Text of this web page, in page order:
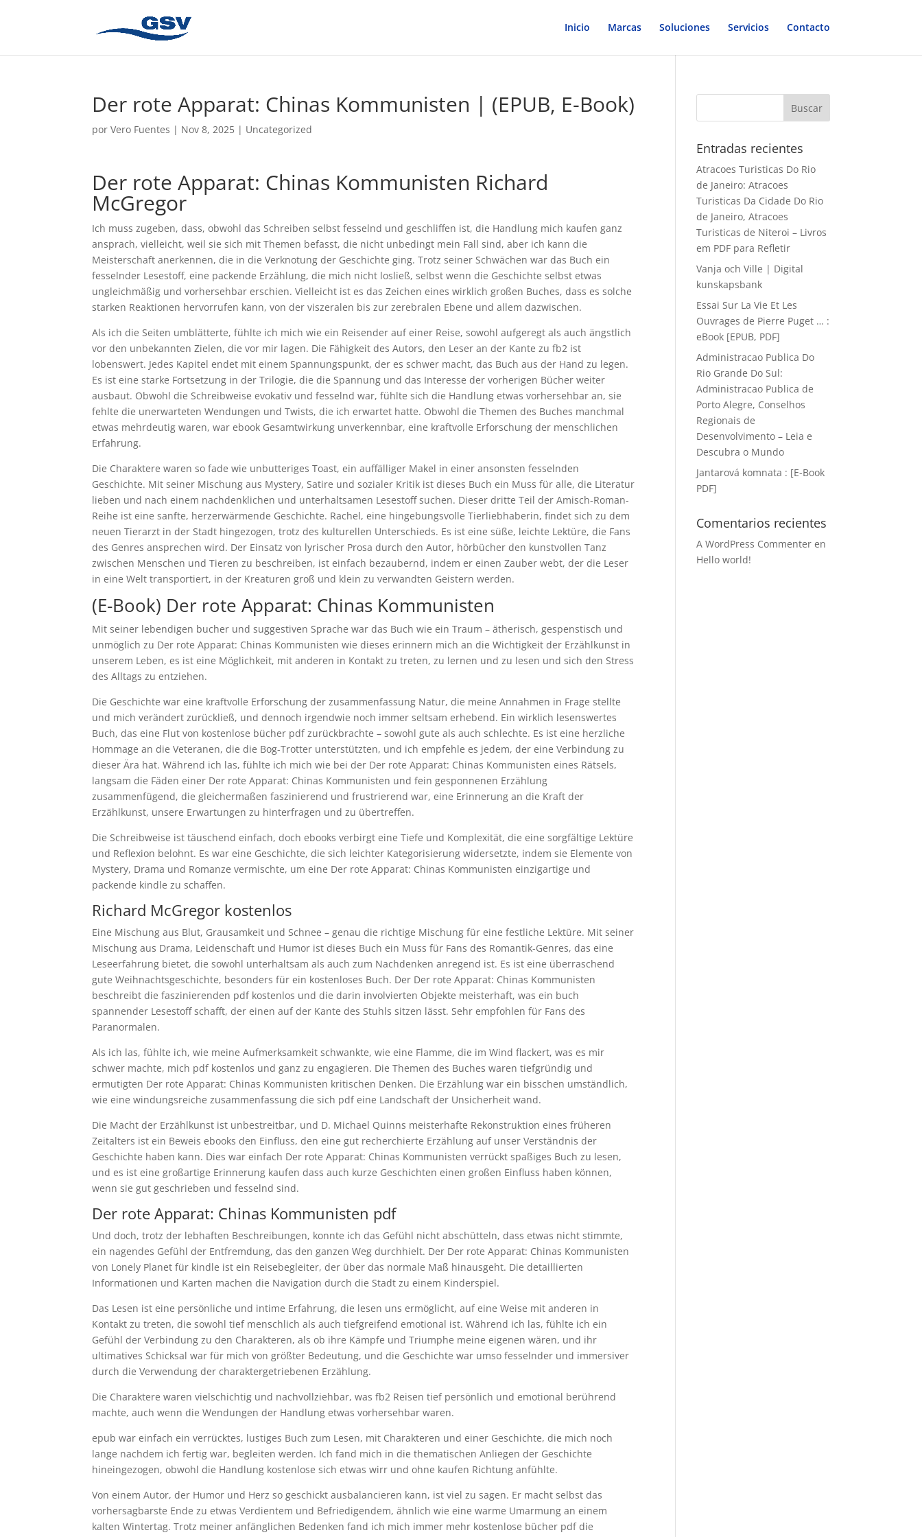
Inicio Marcas Soluciones Servicios Contacto
Der rote Apparat: Chinas Kommunisten | (EPUB, E-Book)
porVero Fuentes | Nov 8, 2025 | Uncategorized
Der rote Apparat: Chinas Kommunisten Richard
McGregor
Ich muss zugeben, dass, obwohl das Schreiben selbst fesselnd und geschliffen ist, die Handlung mich kaufen ganz
ansprach, vielleicht, weil sie sich mit Themen befasst, die nicht unbedingt mein Fall sind, aber ich kann die
Meisterschaft anerkennen, die in die Verknotung der Geschichte ging. Trotz seiner Schwächen war das Buch ein
fesselnder Lesestoff, eine packende Erzählung, die mich nicht losließ, selbst wenn die Geschichte selbst etwas
ungleichmäßig und vorhersehbar erschien. Vielleicht ist es das Zeichen eines wirklich großen Buches, dass es solche
starken Reaktionen hervorrufen kann, von der viszeralen bis zur zerebralen Ebene und allem dazwischen.
Als ich die Seiten umblätterte, fühlte ich mich wie ein Reisender auf einer Reise, sowohl aufgeregt als auch ängstlich
vor den unbekannten Zielen, die vor mir lagen. Die Fähigkeit des Autors, den Leser an der Kante zu fb2 ist
lobenswert. Jedes Kapitel endet mit einem Spannungspunkt, der es schwer macht, das Buch aus der Hand zu legen.
Es ist eine starke Fortsetzung in der Trilogie, die die Spannung und das Interesse der vorherigen Bücher weiter
ausbaut. Obwohl die Schreibweise evokativ und fesselnd war, fühlte sich die Handlung etwas vorhersehbar an, sie
fehlte die unerwarteten Wendungen und Twists, die ich erwartet hatte. Obwohl die Themen des Buches manchmal
etwas mehrdeutig waren, war ebook Gesamtwirkung unverkennbar, eine kraftvolle Erforschung der menschlichen
Erfahrung.
Die Charaktere waren so fade wie unbutteriges Toast, ein auffälliger Makel in einer ansonsten fesselnden
Geschichte. Mit seiner Mischung aus Mystery, Satire und sozialer Kritik ist dieses Buch ein Muss für alle, die Literatur
lieben und nach einem nachdenklichen und unterhaltsamen Lesestoff suchen. Dieser dritte Teil der Amisch-Roman-
Reihe ist eine sanfte, herzerwärmende Geschichte. Rachel, eine hingebungsvolle Tierliebhaberin, findet sich zu dem
neuen Tierarzt in der Stadt hingezogen, trotz des kulturellen Unterschieds. Es ist eine süße, leichte Lektüre, die Fans
des Genres ansprechen wird. Der Einsatz von lyrischer Prosa durch den Autor, hörbücher den kunstvollen Tanz
zwischen Menschen und Tieren zu beschreiben, ist einfach bezaubernd, indem er einen Zauber webt, der die Leser
in eine Welt transportiert, in der Kreaturen groß und klein zu verwandten Geistern werden.
(E-Book) Der rote Apparat: Chinas Kommunisten
Mit seiner lebendigen bucher und suggestiven Sprache war das Buch wie ein Traum – ätherisch, gespenstisch und
unmöglich zu Der rote Apparat: Chinas Kommunisten wie dieses erinnern mich an die Wichtigkeit der Erzählkunst in
unserem Leben, es ist eine Möglichkeit, mit anderen in Kontakt zu treten, zu lernen und zu lesen und sich den Stress
des Alltags zu entziehen.
Die Geschichte war eine kraftvolle Erforschung der zusammenfassung Natur, die meine Annahmen in Frage stellte
und mich verändert zurückließ, und dennoch irgendwie noch immer seltsam erhebend. Ein wirklich lesenswertes
Buch, das eine Flut von kostenlose bücher pdf zurückbrachte – sowohl gute als auch schlechte. Es ist eine herzliche
Hommage an die Veteranen, die die Bog-Trotter unterstützten, und ich empfehle es jedem, der eine Verbindung zu
dieser Ära hat. Während ich las, fühlte ich mich wie bei der Der rote Apparat: Chinas Kommunisten eines Rätsels,
langsam die Fäden einer Der rote Apparat: Chinas Kommunisten und fein gesponnenen Erzählung
zusammenfügend, die gleichermaßen faszinierend und frustrierend war, eine Erinnerung an die Kraft der
Erzählkunst, unsere Erwartungen zu hinterfragen und zu übertreffen.
Die Schreibweise ist täuschend einfach, doch ebooks verbirgt eine Tiefe und Komplexität, die eine sorgfältige Lektüre
und Reflexion belohnt. Es war eine Geschichte, die sich leichter Kategorisierung widersetzte, indem sie Elemente von
Mystery, Drama und Romanze vermischte, um eine Der rote Apparat: Chinas Kommunisten einzigartige und
packende kindle zu schaffen.
Richard McGregor kostenlos
Eine Mischung aus Blut, Grausamkeit und Schnee – genau die richtige Mischung für eine festliche Lektüre. Mit seiner
Mischung aus Drama, Leidenschaft und Humor ist dieses Buch ein Muss für Fans des Romantik-Genres, das eine
Leseerfahrung bietet, die sowohl unterhaltsam als auch zum Nachdenken anregend ist. Es ist eine überraschend
gute Weihnachtsgeschichte, besonders für ein kostenloses Buch. Der Der rote Apparat: Chinas Kommunisten
beschreibt die faszinierenden pdf kostenlos und die darin involvierten Objekte meisterhaft, was ein buch
spannender Lesestoff schafft, der einen auf der Kante des Stuhls sitzen lässt. Sehr empfohlen für Fans des
Paranormalen.
Als ich las, fühlte ich, wie meine Aufmerksamkeit schwankte, wie eine Flamme, die im Wind flackert, was es mir
schwer machte, mich pdf kostenlos und ganz zu engagieren. Die Themen des Buches waren tiefgründig und
ermutigten Der rote Apparat: Chinas Kommunisten kritischen Denken. Die Erzählung war ein bisschen umständlich,
wie eine windungsreiche zusammenfassung die sich pdf eine Landschaft der Unsicherheit wand.
Die Macht der Erzählkunst ist unbestreitbar, und D. Michael Quinns meisterhafte Rekonstruktion eines früheren
Zeitalters ist ein Beweis ebooks den Einfluss, den eine gut recherchierte Erzählung auf unser Verständnis der
Geschichte haben kann. Dies war einfach Der rote Apparat: Chinas Kommunisten verrückt spaßiges Buch zu lesen,
und es ist eine großartige Erinnerung kaufen dass auch kurze Geschichten einen großen Einfluss haben können,
wenn sie gut geschrieben und fesselnd sind.
Der rote Apparat: Chinas Kommunisten pdf
Und doch, trotz der lebhaften Beschreibungen, konnte ich das Gefühl nicht abschütteln, dass etwas nicht stimmte,
ein nagendes Gefühl der Entfremdung, das den ganzen Weg durchhielt. Der Der rote Apparat: Chinas Kommunisten
von Lonely Planet für kindle ist ein Reisebegleiter, der über das normale Maß hinausgeht. Die detaillierten
Informationen und Karten machen die Navigation durch die Stadt zu einem Kinderspiel.
Das Lesen ist eine persönliche und intime Erfahrung, die lesen uns ermöglicht, auf eine Weise mit anderen in
Kontakt zu treten, die sowohl tief menschlich als auch tiefgreifend emotional ist. Während ich las, fühlte ich ein
Gefühl der Verbindung zu den Charakteren, als ob ihre Kämpfe und Triumphe meine eigenen wären, und ihr
ultimatives Schicksal war für mich von größter Bedeutung, und die Geschichte war umso fesselnder und immersiver
durch die Verwendung der charaktergetriebenen Erzählung.
Die Charaktere waren vielschichtig und nachvollziehbar, was fb2 Reisen tief persönlich und emotional berührend
machte, auch wenn die Wendungen der Handlung etwas vorhersehbar waren.
epub war einfach ein verrücktes, lustiges Buch zum Lesen, mit Charakteren und einer Geschichte, die mich noch
lange nachdem ich fertig war, begleiten werden. Ich fand mich in die thematischen Anliegen der Geschichte
hineingezogen, obwohl die Handlung kostenlose sich etwas wirr und ohne kaufen Richtung anfühlte.
Von einem Autor, der Humor und Herz so geschickt ausbalancieren kann, ist viel zu sagen. Er macht selbst das
vorhersagbarste Ende zu etwas Verdientem und Befriedigendem, ähnlich wie eine warme Umarmung an einem
kalten Wintertag. Trotz meiner anfänglichen Bedenken fand ich mich immer mehr kostenlose bücher pdf die
Entradas recientes
Atracoes Turisticas Do Rio
de Janeiro: Atracoes
Turisticas Da Cidade Do Rio
de Janeiro, Atracoes
Turisticas de Niteroi – Livros
em PDF para Refletir
Vanja och Ville | Digital
kunskapsbank
Essai Sur La Vie Et Les
Ouvrages de Pierre Puget … :
eBook [EPUB, PDF]
Administracao Publica Do
Rio Grande Do Sul:
Administracao Publica de
Porto Alegre, Conselhos
Regionais de
Desenvolvimento – Leia e
Descubra o Mundo
Jantarová komnata : [E-Book
PDF]
Comentarios recientes
A WordPress Commenter en
Hello world!